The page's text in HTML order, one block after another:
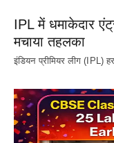
IPL में धमाकेदार
मचाया तहलका
इंडियन प्रीमियर लीग (IPL)